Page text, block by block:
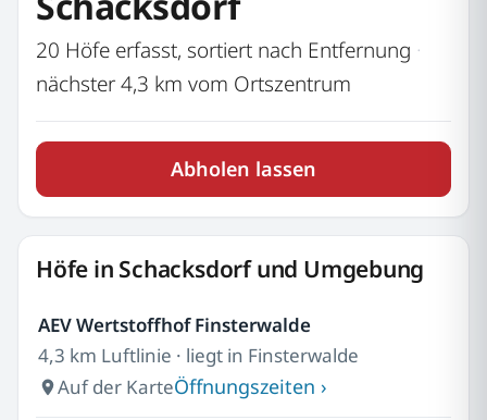
20 Höfe erfasst, sortiert nach Entfernung ·
nächster 4,3 km vom Ortszentrum
Abholen lassen
Höfe in Schacksdorf und Umgebung
AEV Wertstoffhof Finsterwalde
4,3 km Luftlinie · liegt in Finsterwalde
Auf der KarteÖffnungszeiten ›